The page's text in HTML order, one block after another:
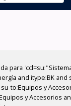
para
and itype:BK
to:Equipos y
y Accesorios